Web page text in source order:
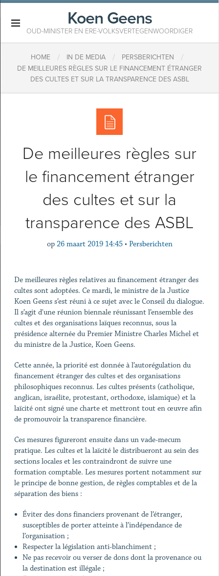
Koen Geens
OUD-MINISTER EN ERE-VOLKSVERTEGENWOORDIGER
HOME / IN DE MEDIA / PERSBERICHTEN /
DE MEILLEURES RÈGLES SUR LE FINANCEMENT ÉTRANGER
DES CULTES ET SUR LA TRANSPARENCE DES ASBL
De meilleures règles sur
le financement étranger
des cultes et sur la
transparence des ASBL
op 26 maart 2019 14:45 • Persberichten
De meilleures règles relatives au financement étranger des
cultes sont adoptées. Ce mardi, le ministre de la Justice
Koen Geens s’est réuni à ce sujet avec le Conseil du dialogue.
Il s’agit d'une réunion biennale réunissant l’ensemble des
cultes et des organisations laïques reconnus, sous la
présidence alternée du Premier Ministre Charles Michel et
du ministre de la Justice, Koen Geens.
Cette année, la priorité est donnée à l’autorégulation du
financement étranger des cultes et des organisations
philosophiques reconnus. Les cultes présents (catholique,
anglican, israélite, protestant, orthodoxe, islamique) et la
laïcité ont signé une charte et mettront tout en œuvre afin
de promouvoir la transparence financière.
Ces mesures figureront ensuite dans un vade-mecum
pratique. Les cultes et la laïcité le distribueront au sein des
sections locales et les contraindront de suivre une
formation comptable. Les mesures portent notamment sur
le principe de bonne gestion, de règles comptables et de la
séparation des biens :
Éviter des dons financiers provenant de l’étranger,
susceptibles de porter atteinte à l’indépendance de
l’organisation ;
Respecter la législation anti-blanchiment ;
Ne pas recevoir ou verser de dons dont la provenance ou
la destination est illégale ;